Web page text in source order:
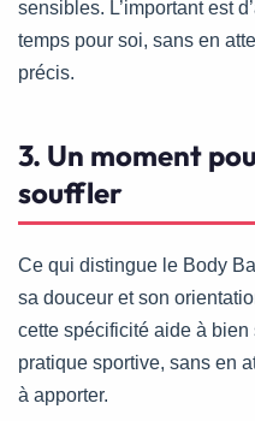
sensibles. L’important est
temps pour soi, sans en
précis.
3. Un moment
souffler
Ce qui distingue le Body
sa douceur et son
cette spécificité aide à
pratique sportive, sans en
à apporter.